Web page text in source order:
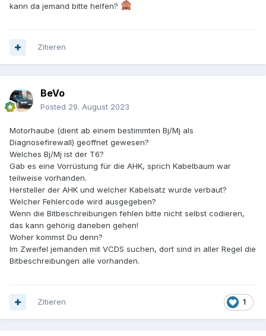
kann da jemand bitte helfen?
Zitieren
BeVo
Posted 29. August 2023
Motorhaube (dient ab einem bestimmten Bj/Mj als
Diagnosefirewall) geöffnet gewesen?
Welches Bj/Mj ist der T6?
Gab es eine Vorrüstung für die AHK, sprich Kabelbaum war
teilweise vorhanden.
Hersteller der AHK und welcher Kabelsatz wurde verbaut?
Welcher Fehlercode wird ausgegeben?
Wenn die Bitbeschreibungen fehlen bitte nicht selbst codieren,
das kann gehörig daneben gehen!
Woher kommst Du denn?
Im Zweifel jemanden mit VCDS suchen, dort sind in aller Regel die
Bitbeschreibungen alle vorhanden.
1
Zitieren